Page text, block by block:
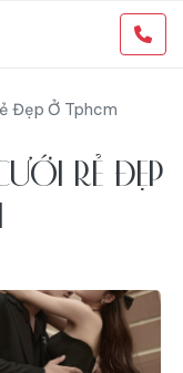
Đẹp Ở Tphcm
RẺ ĐẸP